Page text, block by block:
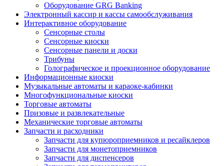
Оборудование GRG Banking
Электронный кассир и кассы самообслуживания
Интерактивное оборудование
Сенсорные столы
Сенсорные киоски
Сенсорные панели и доски
Трибуны
Голографическое и проекционное оборудование
Информационные киоски
Музыкальные автоматы и караоке-кабинки
Многофункциональные киоски
Торговые автоматы
Призовые и развлекательные
Механические торговые автоматы
Запчасти и расходники
Запчасти для купюроприемников и ресайклеров
Запчасти для монетоприемников
Запчасти для диспенсеров